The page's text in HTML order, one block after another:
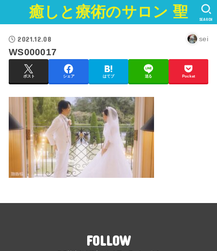
癒しと療術のサロン 聖 SEARCH
2021.12.08 sei
WS000017
ポスト シェア はてブ 送る Pocket
FOLLOW